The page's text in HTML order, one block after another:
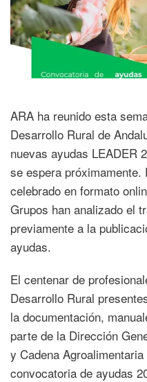
ARA ha reunido esta
Desarrollo Rural de
nuevas ayudas LEADER
se espera
celebrado en formato
Grupos han analizado el
previamente a la
ayudas.
El centenar de
Desarrollo Rural
la documentación,
parte de la Dirección
y Cadena
convocatoria de ayudas